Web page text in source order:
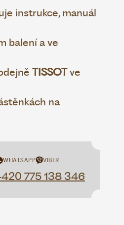
instrukce, manuál
balení a ve
TISSOTve
na
WHATSAPP VIBER
775 138 346